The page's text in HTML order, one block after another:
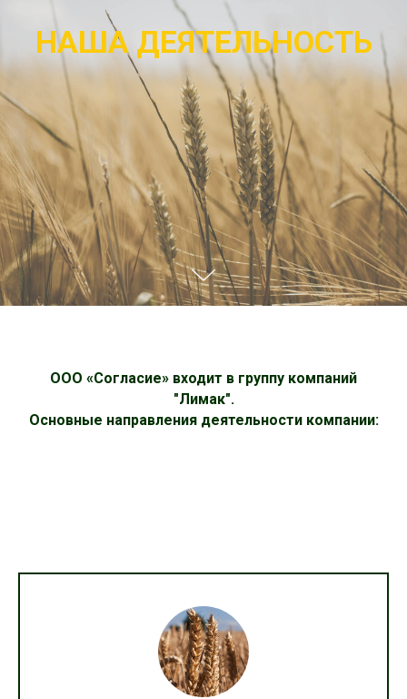
НАША ДЕЯТЕЛЬНОСТЬ
ООО «Согласие» входит в группу компаний
"Лимак".
Основные направления деятельности компании: